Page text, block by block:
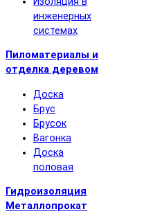
инженерных
системах
Пиломатериалы и
отделка деревом
Доска
Брус
Брусок
Вагонка
Доска
половая
Гидроизоляция
Металлопрокат